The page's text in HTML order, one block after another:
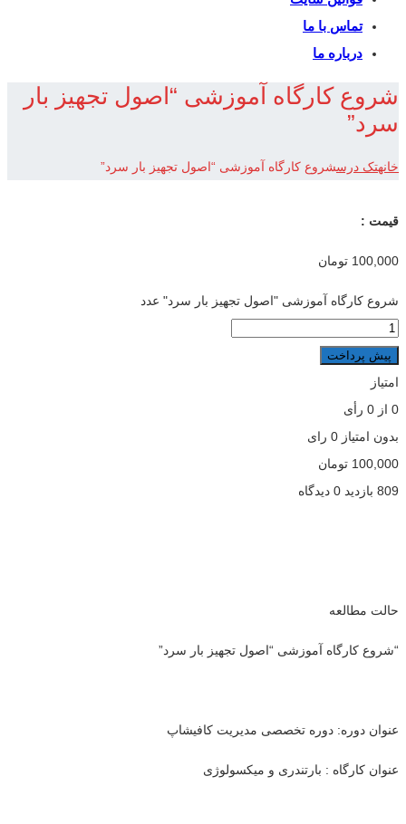
تماس با ما
درباره ما
شروع کارگاه آموزشی “اصول تجهیز بار
سرد”
خانهتک درسشروع کارگاه آموزشی “اصول تجهیز بار سرد”
قیمت :
100,000 تومان
شروع کارگاه آموزشی "اصول تجهیز بار سرد" عدد
پیش پرداخت
امتیاز
0 از 0 رأی
بدون امتیاز 0 رای
100,000 تومان
809 بازدید
حالت مطالعه
“شروع کارگاه آموزشی “اصول تجهیز بار سرد”
عنوان دوره: دوره تخصصی مدیریت کافیشاپ
عنوان کارگاه : بارتندری و میکسولوژی